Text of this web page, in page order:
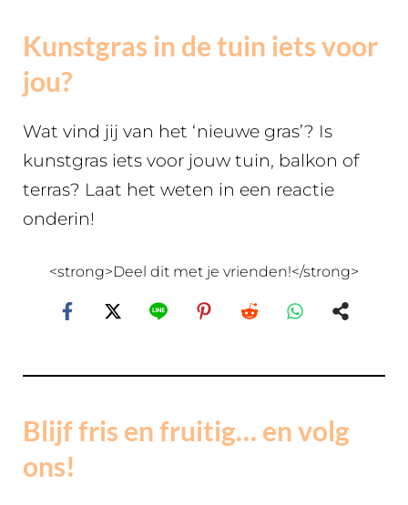
Kunstgras in de tuin iets voor
jou?
Wat vind jij van het ‘nieuwe gras’? Is
kunstgras iets voor jouw tuin, balkon of
terras? Laat het weten in een reactie
onderin!
<strong>Deel dit met je vrienden!</strong>
Blijf fris en fruitig… en volg
ons!